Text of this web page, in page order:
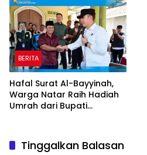
BERITA
Hafal Surat Al-Bayyinah,
Warga Natar Raih Hadiah
Umrah dari Bupati
Tinggalkan Balasan